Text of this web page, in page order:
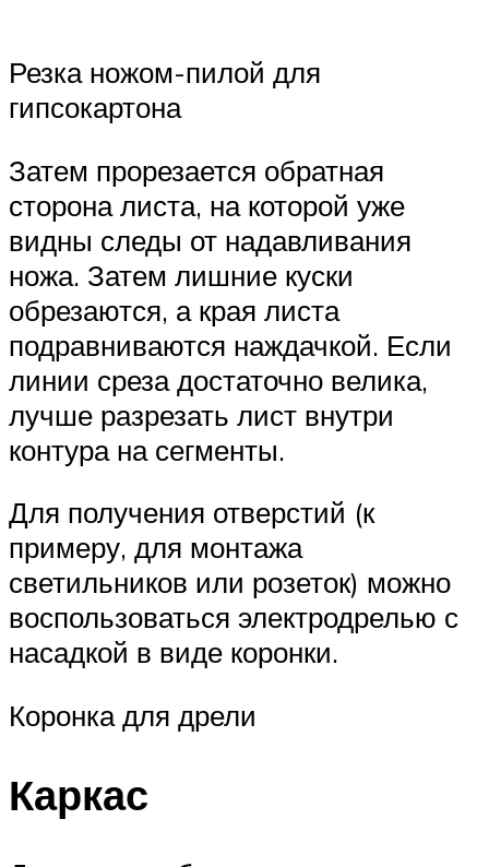
Резка ножом-пилой для
гипсокартона
Затем прорезается обратная
сторона листа, на которой уже
видны следы от надавливания
ножа. Затем лишние куски
обрезаются, а края листа
подравниваются наждачкой. Если
линии среза достаточно велика,
лучше разрезать лист внутри
контура на сегменты.
Для получения отверстий (к
примеру, для монтажа
светильников или розеток) можно
воспользоваться электродрелью с
насадкой в виде коронки.
Коронка для дрели
Каркас